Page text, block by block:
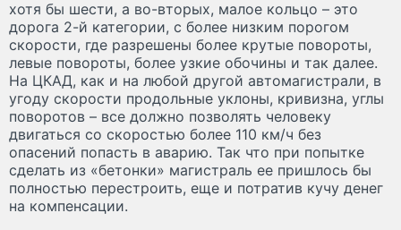
хотя бы шести, а во-вторых, малое кольцо – это
дорога 2-й категории, с более низким порогом
скорости, где разрешены более крутые повороты,
левые повороты, более узкие обочины и так далее.
На ЦКАД, как и на любой другой автомагистрали, в
угоду скорости продольные уклоны, кривизна, углы
поворотов – все должно позволять человеку
двигаться со скоростью более 110 км/ч без
опасений попасть в аварию. Так что при попытке
сделать из «бетонки» магистраль ее пришлось бы
полностью перестроить, еще и потратив кучу денег
на компенсации.